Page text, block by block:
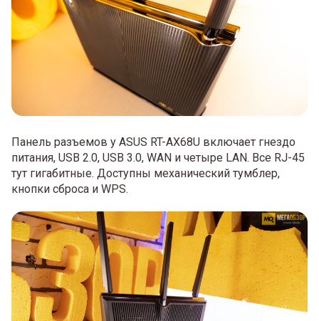
Панель разъемов у ASUS RT-AX68U включает гнездо
питания, USB 2.0, USB 3.0, WAN и четыре LAN. Все RJ-45
тут гигабитные. Доступны механический тумблер,
кнопки сброса и WPS.